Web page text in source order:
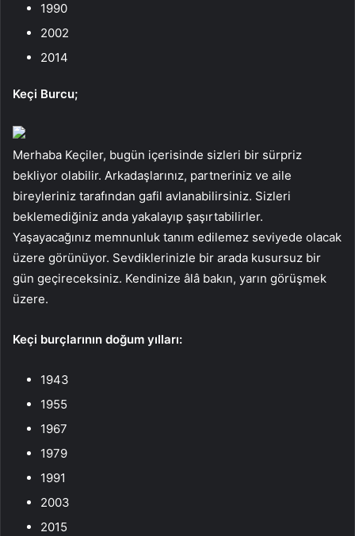
1990
2002
2014
Keçi Burcu;
Merhaba Keçiler, bugün içerisinde sizleri bir sürpriz
bekliyor olabilir. Arkadaşlarınız, partneriniz ve aile
bireyleriniz tarafından gafil avlanabilirsiniz. Sizleri
beklemediğiniz anda yakalayıp şaşırtabilirler.
Yaşayacağınız memnunluk tanım edilemez seviyede olacak
üzere görünüyor. Sevdiklerinizle bir arada kusursuz bir
gün geçireceksiniz. Kendinize âlâ bakın, yarın görüşmek
üzere.
Keçi burçlarının doğum yılları:
1943
1955
1967
1979
1991
2003
2015